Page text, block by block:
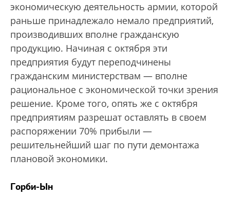
экономическую деятельность армии, которой
раньше принадлежало немало предприятий,
производивших вполне гражданскую
продукцию. Начиная с октября эти
предприятия будут переподчинены
гражданским министерствам — вполне
рациональное с экономической точки зрения
решение. Кроме того, опять же с октября
предприятиям разрешат оставлять в своем
распоряжении 70% прибыли —
решительнейший шаг по пути демонтажа
плановой экономики.
Горби-Ын